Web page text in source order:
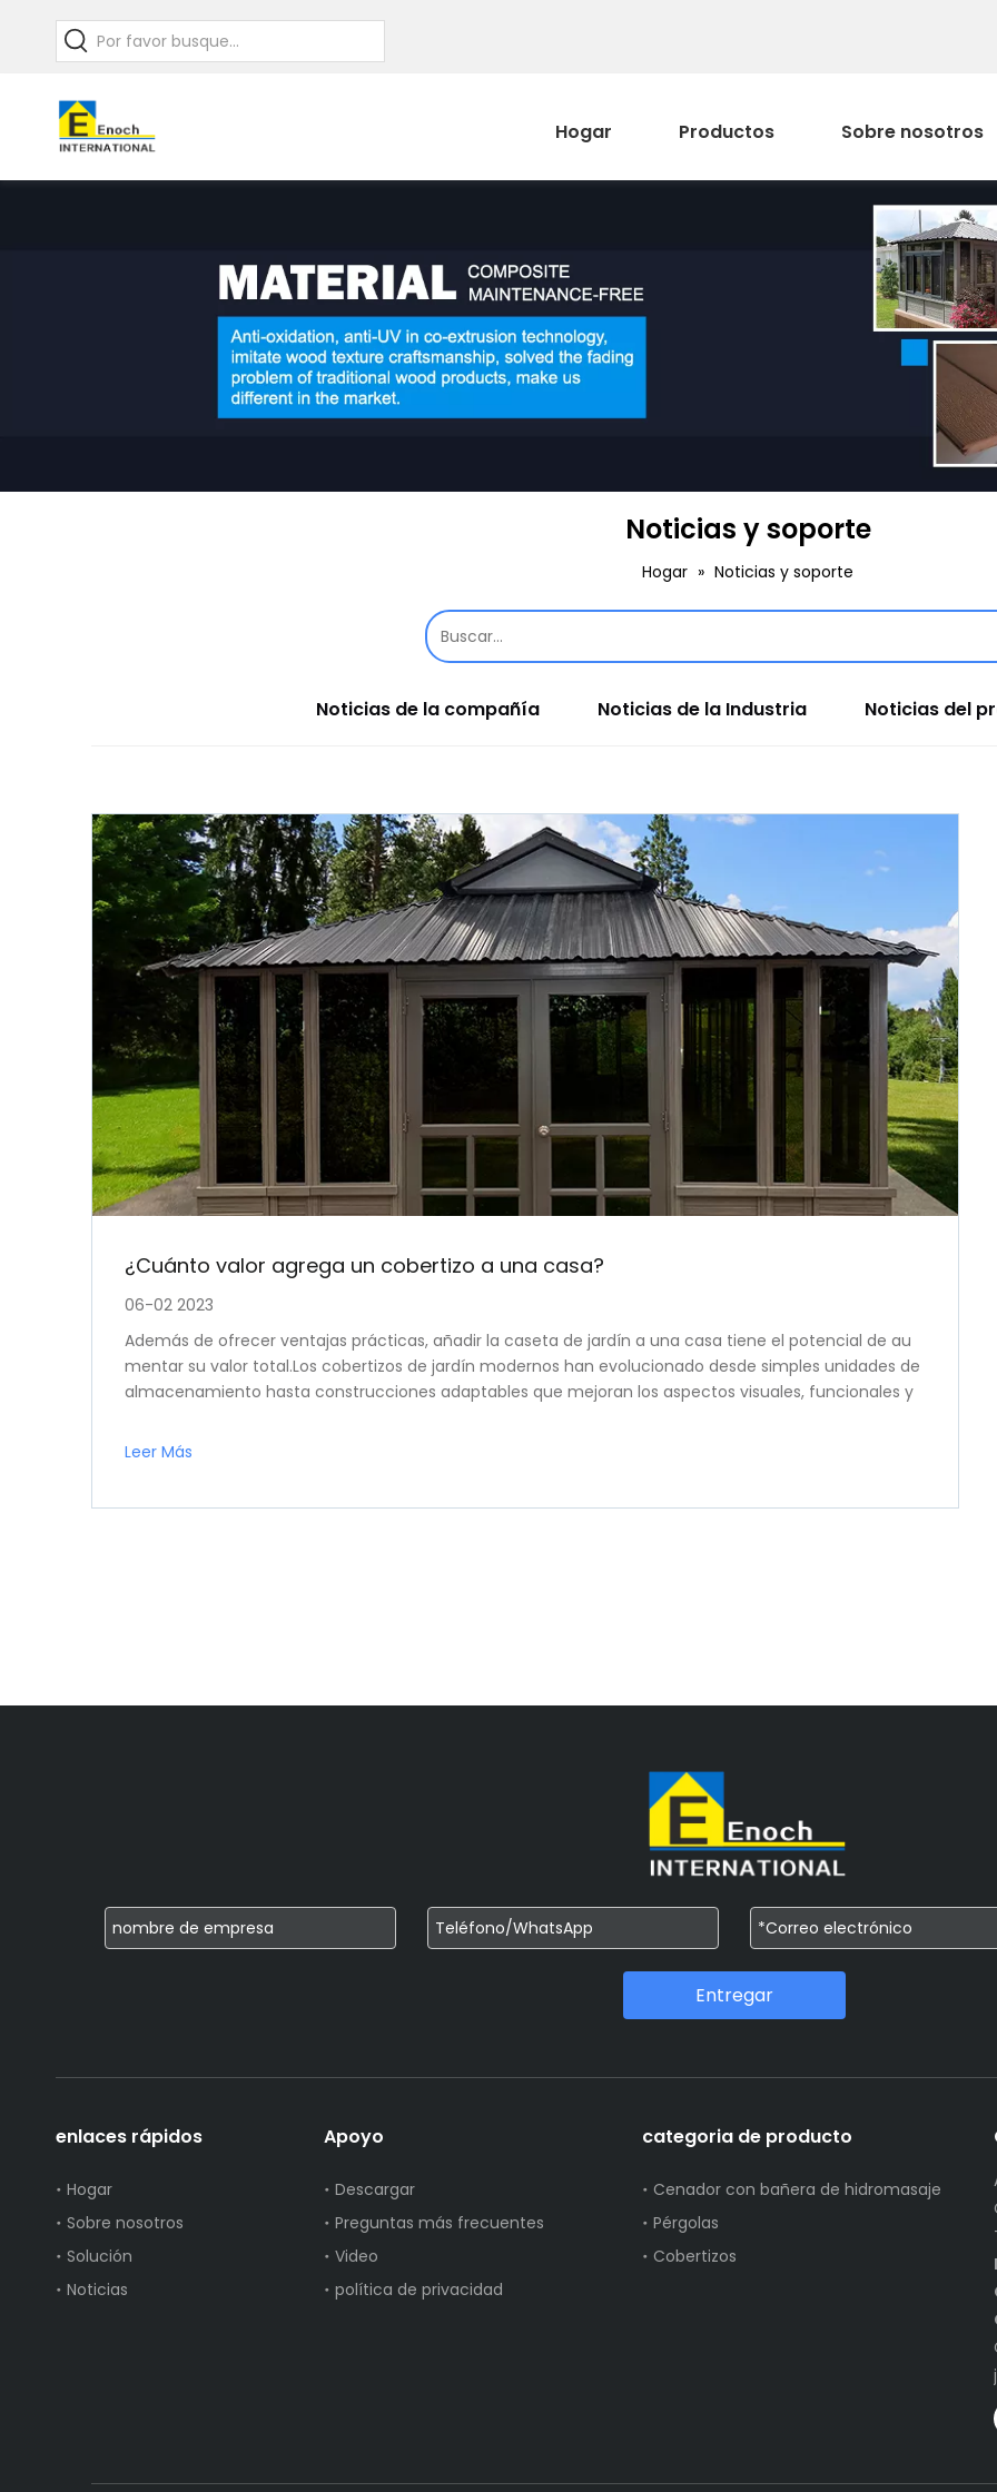
Hogar Productos Sobre nosotros
Noticias y soporte
Hogar » Noticias y soporte
Noticias de la compañía Noticias de la Industria Noticias del
¿Cuánto valor agrega un cobertizo a una casa?
06-02 2023
Además de ofrecer ventajas prácticas, añadir la caseta de jardín a una casa tiene el potencial de au
mentar su valor total.Los cobertizos de jardín modernos han evolucionado desde simples unidades de
almacenamiento hasta construcciones adaptables que mejoran los aspectos visuales, funcionales y
Leer Más
Entregar
enlaces rápidos
Hogar
Sobre nosotros
Solución
Noticias
Apoyo
Descargar
Preguntas más frecuentes
Video
política de privacidad
categoria de producto
Cenador con bañera de hidromasaje
Pérgolas
Cobertizos